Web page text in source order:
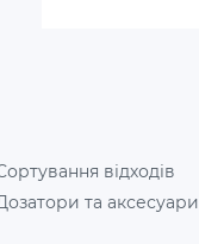
відходів
та аксесуари